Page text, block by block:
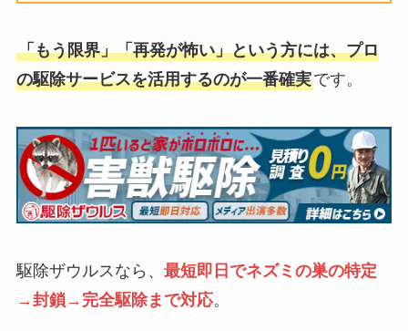
「もう限界」「再発が怖い」という方には、プロ
の駆除サービスを活用するのが一番確実です。
駆除ザウルスなら、 最短即日でネズミの巣の特定
→封鎖→完全駆除まで対応。